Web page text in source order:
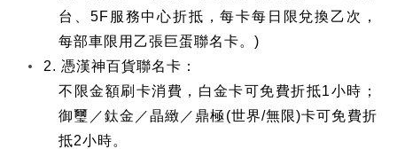
台、5F服務中心折抵，每卡每日限兌換乙次，
每部車限用乙張巨蛋聯名卡。)
2. 憑漢神百貨聯名卡：
不限金額刷卡消費，白金卡可免費折抵1小時；
御璽／鈦金／晶緻／鼎極(世界/無限)卡可免費折
抵2小時。